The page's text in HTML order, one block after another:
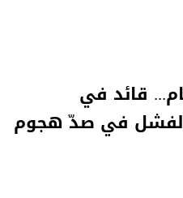
استمرّت 5 أيّام... قائد في
في صدّ هجوم